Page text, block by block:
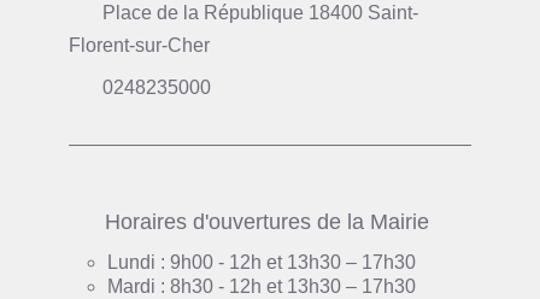
Place de la République 18400 Saint-
Florent-sur-Cher
0248235000
Horaires d'ouvertures de la Mairie
Lundi : 9h00 - 12h et 13h30 – 17h30
Mardi : 8h30 - 12h et 13h30 – 17h30